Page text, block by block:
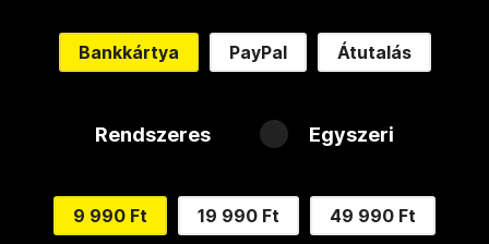
Bankkártya PayPal Átutalás
Rendszeres Egyszeri
9 990 Ft 19 990 Ft 49 990 Ft